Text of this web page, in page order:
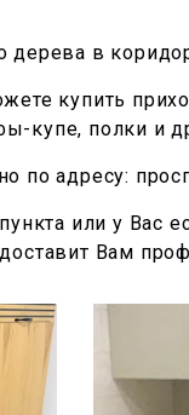
дерева в
купить
купе, полки и
по адресу:
или у Вас
Вам